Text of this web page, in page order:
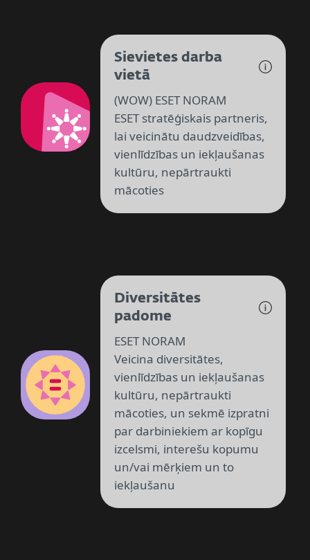
Sievietes darba
vietā
(WOW) ESET NORAM
ESET stratēģiskais partneris,
lai veicinātu daudzveidības,
vienlīdzības un iekļaušanas
kultūru, nepārtraukti
mācoties
Diversitātes
padome
ESET NORAM
Veicina diversitātes,
vienlīdzības un iekļaušanas
kultūru, nepārtraukti
mācoties, un sekmē izpratni
par darbiniekiem ar kopīgu
izcelsmi, interešu kopumu
un/vai mērķiem un to
iekļaušanu